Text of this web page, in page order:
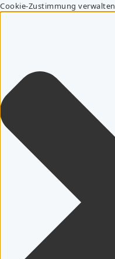
Cookie-Zustimmung verwalten